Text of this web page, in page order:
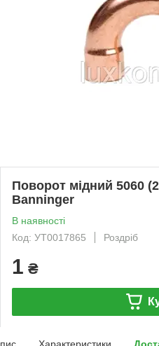
Поворот мідний 5060
Banninger
В наявності
Код: УТ0017865
Роздріб
1 ₴
Характеристики